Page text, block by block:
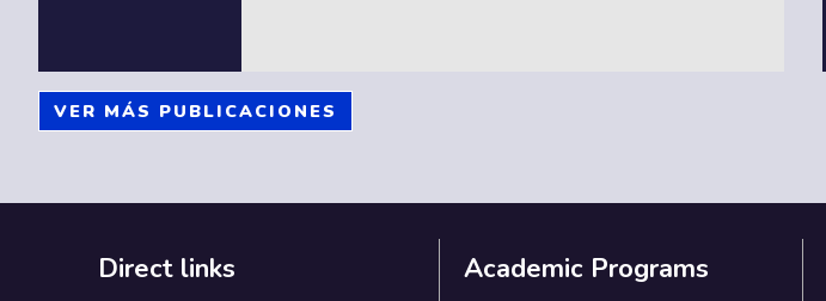
VER MÁS PUBLICACIONES
Direct links Academic Programs